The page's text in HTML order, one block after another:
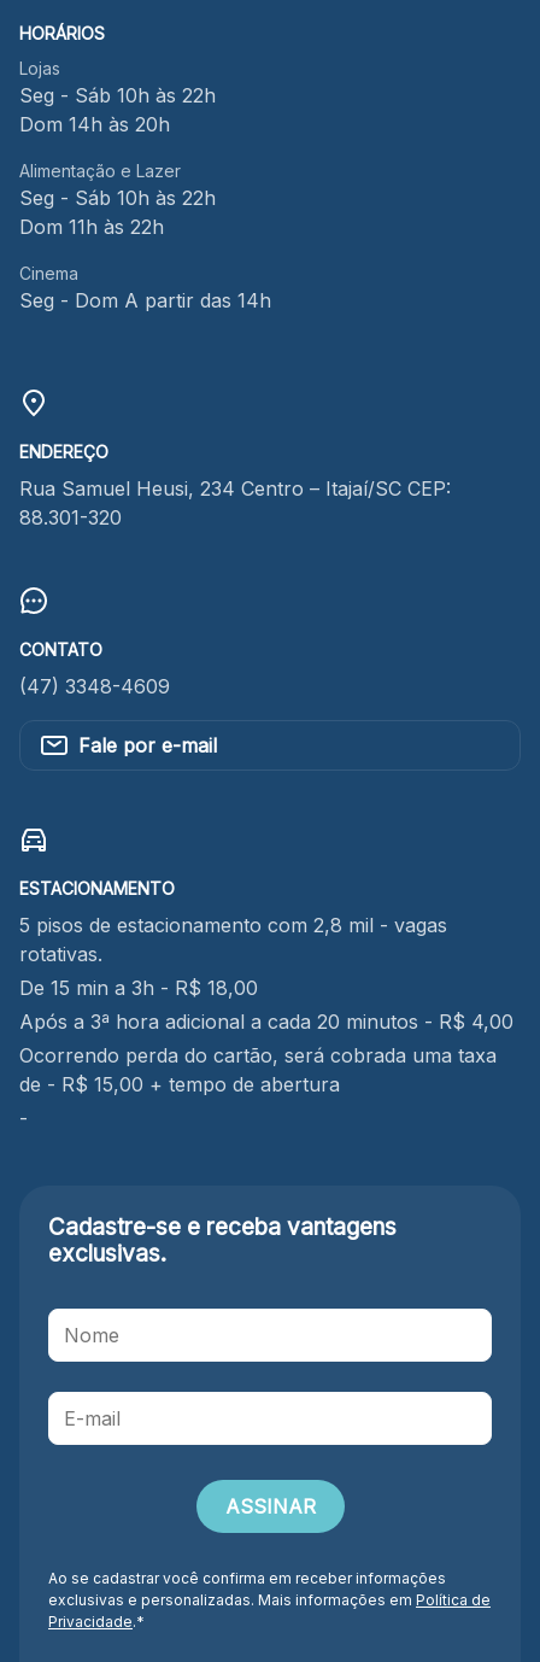
HORÁRIOS
Lojas
Seg - Sáb 10h às 22h
Dom 14h às 20h
Alimentação e Lazer
Seg - Sáb 10h às 22h
Dom 11h às 22h
Cinema
Seg - Dom A partir das 14h
ENDEREÇO
Rua Samuel Heusi, 234 Centro – Itajaí/SC CEP:
88.301-320
CONTATO
(47) 3348-4609
Fale por e-mail
ESTACIONAMENTO
5 pisos de estacionamento com 2,8 mil - vagas
rotativas.
De 15 min a 3h - R$ 18,00
Após a 3ª hora adicional a cada 20 minutos - R$ 4,00
Ocorrendo perda do cartão, será cobrada uma taxa
de - R$ 15,00 + tempo de abertura
-
Cadastre-se e receba vantagens
exclusivas.
Ao se cadastrar você confirma em receber informações
exclusivas e personalizadas. Mais informações em Política de
Privacidade.*